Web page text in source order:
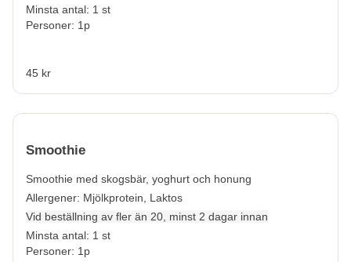
Minsta antal: 1 st
Personer: 1p
45 kr
Smoothie
Smoothie med skogsbär, yoghurt och honung
Allergener: Mjölkprotein, Laktos
Vid beställning av fler än 20, minst 2 dagar innan
Minsta antal: 1 st
Personer: 1p